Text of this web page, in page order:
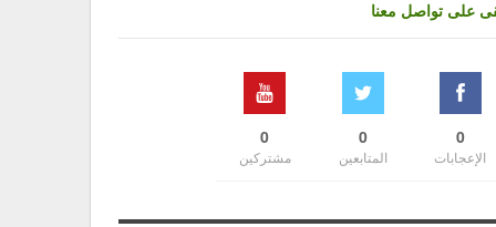
على تواصل معنا
0
الإعجابات
0
المتابعين
0
مشتركين